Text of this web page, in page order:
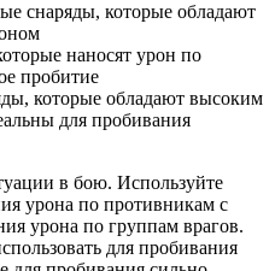
снаряды, которые обладают
наносят урон по
пробитие
которые обладают высоким
для пробивания
в бою. Используйте
урона по противникам с
урона по группам врагов.
для пробивания